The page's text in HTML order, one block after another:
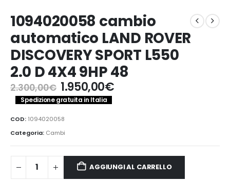
1094020058 cambio
automatico LAND ROVER
DISCOVERY SPORT L550
2.0 D 4X4 9HP 48
2.300,00€ Il
prezzo
originale
era:
2.300,00€.
1.950,00€Il
Spedizione gratuita in Italia
COD: 1094020058
Categoria: Cambi
AGGIUNGI AL CARRELLO